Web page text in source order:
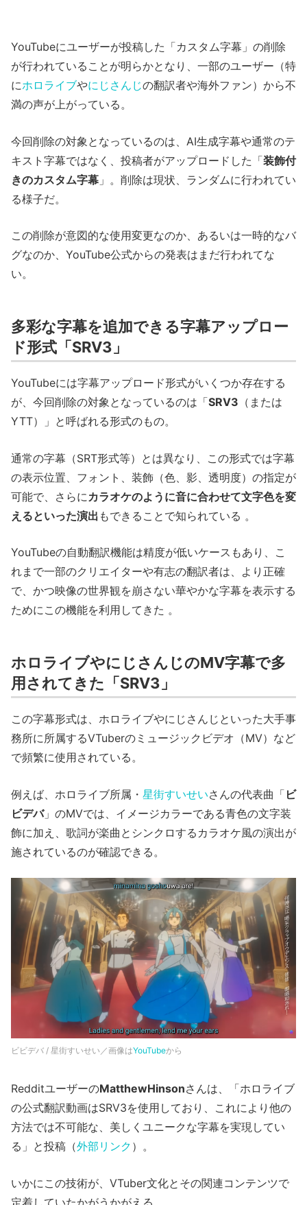
YouTubeにユーザーが投稿した「カスタム字幕」の削除
が行われていることが明らかとなり、一部のユーザー（特
にホロライブやにじさんじの翻訳者や海外ファン）から不
満の声が上がっている。
今回削除の対象となっているのは、AI生成字幕や通常のテ
キスト字幕ではなく、投稿者がアップロードした「装飾付
きのカスタム字幕 」。削除は現状、ランダムに行われてい
る様子だ。
この削除が意図的な使用変更なのか、あるいは一時的なバ
グなのか、YouTube公式からの発表はまだ行われてな
い。
多彩な字幕を追加できる字幕アップロー
ド形式「SRV3」
YouTubeには字幕アップロード形式がいくつか存在する
が、今回削除の対象となっているのは「SRV3 （または
YTT）」と呼ばれる形式のもの。
通常の字幕（SRT形式等）とは異なり、この形式では字幕
の表示位置、フォント、装飾（色、影、透明度）の指定が
可能で、さらに カラオケのように音に合わせて文字色を変
えるといった演出 もできることで知られている 。
YouTubeの自動翻訳機能は精度が低いケースもあり、こ
れまで一部のクリエイターや有志の翻訳者は、より正確
で、かつ映像の世界観を崩さない華やかな字幕を表示する
ためにこの機能を利用してきた 。
ホロライブやにじさんじのMV字幕で多
用されてきた「SRV3」
この字幕形式は、ホロライブやにじさんじといった大手事
務所に所属するVTuberのミュージックビデオ（MV）など
で頻繁に使用されている。
例えば、ホロライブ所属・ 星街すいせいさんの代表曲「 ビ
ビデバ」のMVでは、イメージカラーである青色の文字装
飾に加え、歌詞が楽曲とシンクロするカラオケ風の演出が
施されているのが確認できる。
ビビデバ / 星街すいせい／画像はYouTubeから
RedditユーザーのMatthewHinsonさんは、「ホロライブ
の公式翻訳動画はSRV3を使用しており、これにより他の
方法では不可能な、美しくユニークな字幕を実現してい
る」と投稿（外部リンク ）。
いかにこの技術が、VTuber文化とその関連コンテンツで
定着していたかがうかがえる。